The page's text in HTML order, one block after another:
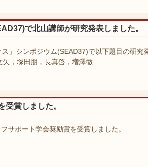
で北山講師が研究発表しました。
」シンポジウム(SEAD37)で以下題目の研究
矢，塚田朋，長真啓，増澤徹
受賞しました。
サポート学会奨励賞を受賞しました。